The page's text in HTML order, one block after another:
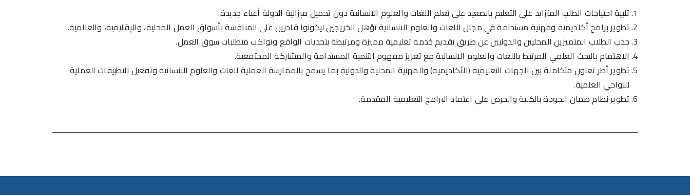
تلبية احتياجات الطلب المتزايد على التعليم بالصعيد على تعلم اللغات والعلوم الانسانية دون تحميل ميزانية الدولة أعباء جديدة.
تطوير برامج أكاديمية ومهنية مستدامة في مجال اللغات والعلوم الانسانية تؤهل الخريجين ليكونوا قادرين على المنافسة بأسواق العمل المحلية، والإقليمية، والعالمية.
جذب الطلاب المتميزين المحليين والدوليين عن طريق تقديم خدمة تعليمية مميزة ومرتبطة بتحديات الواقع وتواكب متطلبات سوق العمل.
الاهتمام بالبحث العلمي المرتبط باللغات والعلوم الانسانية مع تعزيز مفهوم التنمية المستدامة والمشاركة المجتمعية.
تطوير أطر تعاون متكاملة بين الجهات التعليمية (الأكاديمية) والمهنية المحلية والدولية بما يسمح بالممارسة العملية للغات والعلوم الانسانية وتفعيل التطبيقات العملية
للنواحي العلمية.
تطوير نظام ضمان الجودة بالكلية والحرص على اعتماد البرامج التعليمية المقدمة.